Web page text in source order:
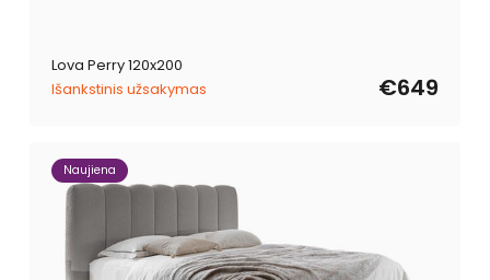
Lova Perry 120x200
Išankstinis užsakymas
€649
Naujiena